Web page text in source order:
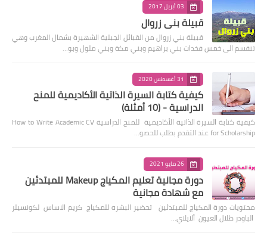
03 أبريل 2017
قبيلة بني زروال
قبيلة بني زروال من القبائل الجبلية الشهيرة بشمال المغرب وهي
تنقسم الى خمس فخدات بني براهيم وبني مكة وبني ملول وبو…
31 أغسطس 2020
كيفية كتابة السيرة الذاتية الأكاديمية للمنح
الدراسية - (10 أمثلة)
كيفية كتابة السيرة الذاتية الأكاديمية للمنح الدراسية How to Write Academic CV
for Scholarship عند التقدم بطلب للحصو…
26 مايو 2021
دورة مجانية تعليم المكياج Makeup للمبتدئين
مع شهادة مجانية
محتويات دورة المكياج للمبتدئين تحضير البشره للمكياج كريم الاساس لكونسيلر
الباودر ظلال العيون ألايلاي…